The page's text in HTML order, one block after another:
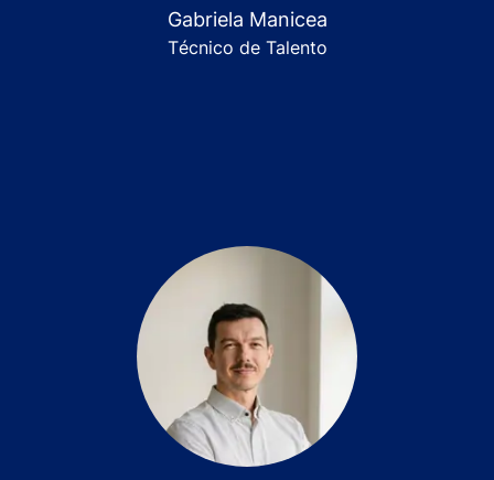
Gabriela Manicea
Técnico de Talento